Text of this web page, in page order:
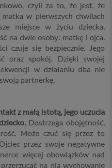
czyli za to, że jest, że
w pierwszych chwilach
miejsce w życiu dziecka,
na dwie osoby: matkę i ojca.
czuje się bezpiecznie. Jego
oraz spokój. Dzięki swojej
w działaniu dba nie
partnerkę.
z małą istotą, jego uczucia
Dostrzega obojętność,
Może czuć się przez to
przez swoje negatywne
więcej obowiązków nad
na nią wychowanie